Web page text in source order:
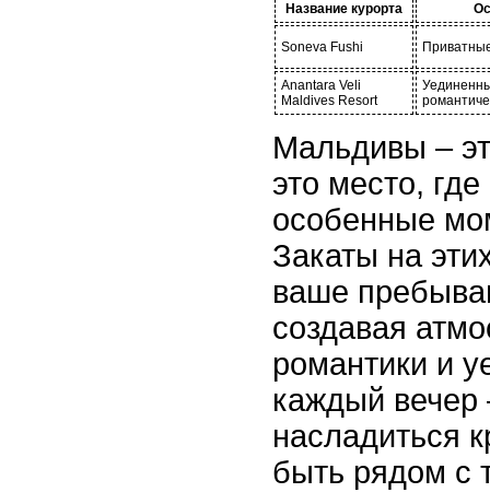
Название курорта
Soneva Fushi
Anantara Veli
Maldives Resort
Мальдивы –
это место,
особенные
Закаты на
ваше
создавая
романтики и
каждый вечер
насладиться
быть рядом с